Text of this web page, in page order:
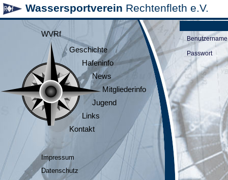
Wassersportverein Rechtenfleth e.V.
WVRf
Geschichte
Hafeninfo
News
Mitgliederinfo
Jugend
Links
Kontakt
Impressum
Datenschutz
Benutzername
Passwort